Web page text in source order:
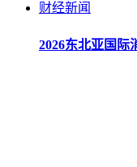
财经新闻
2026东北亚国际